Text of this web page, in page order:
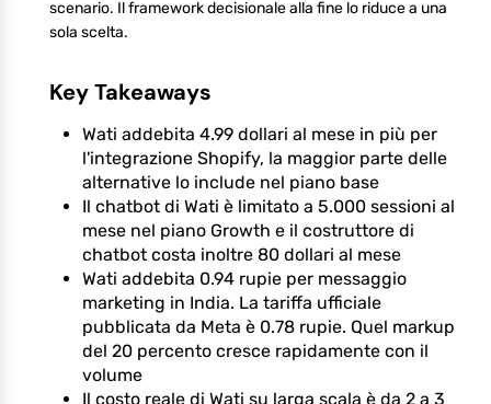
scenario. Il framework decisionale alla fine lo riduce a una
sola scelta.
Key Takeaways
Wati addebita 4.99 dollari al mese in più per
l'integrazione Shopify, la maggior parte delle
alternative lo include nel piano base
Il chatbot di Wati è limitato a 5.000 sessioni al
mese nel piano Growth e il costruttore di
chatbot costa inoltre 80 dollari al mese
Wati addebita 0.94 rupie per messaggio
marketing in India. La tariffa ufficiale
pubblicata da Meta è 0.78 rupie. Quel markup
del 20 percento cresce rapidamente con il
volume
Il costo reale di Wati su larga scala è da 2 a 3